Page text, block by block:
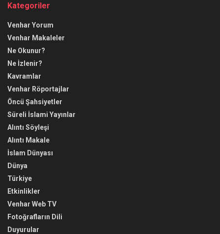
Kategoriler
Venhar Yorum
Venhar Makaleler
Ne Okunur?
Ne İzlenir?
Kavramlar
Venhar Röportajlar
Öncü Şahsiyetler
Süreli İslami Yayınlar
Alıntı Söyleşi
Alıntı Makale
İslam Dünyası
Dünya
Türkiye
Etkinlikler
Venhar Web TV
Fotoğrafların Dili
Duyurular